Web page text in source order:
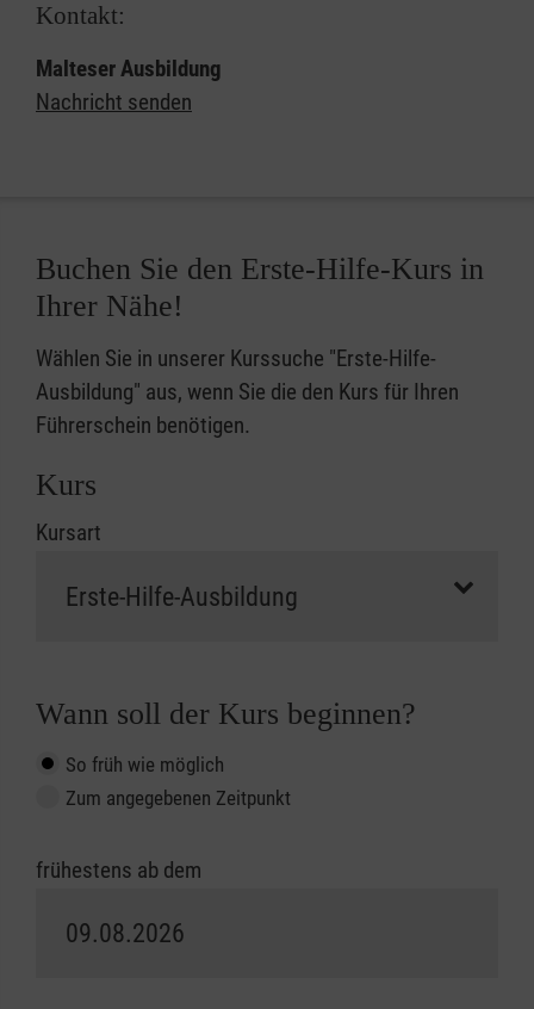
Kontakt:
Malteser Ausbildung
Nachricht senden
Buchen Sie den Erste-Hilfe-Kurs in
Ihrer Nähe!
Wählen Sie in unserer Kurssuche "Erste-Hilfe-
Ausbildung" aus, wenn Sie die den Kurs für Ihren
Führerschein benötigen.
Kurs
Kursart
Wann soll der Kurs beginnen?
So früh wie möglich
Zum angegebenen Zeitpunkt
frühestens ab dem